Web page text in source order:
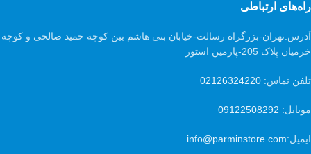
راه‌های ارتباطی
آدرس:تهران-بزرگراه رسالت-خیابان بنی هاشم بین کوچه حمید صالحی و کوچه
خرمیان پلاک 205-پارمین استور
تلفن تماس: 02126324220
موبایل: 09122508292
ایمیل:info@parminstore.com